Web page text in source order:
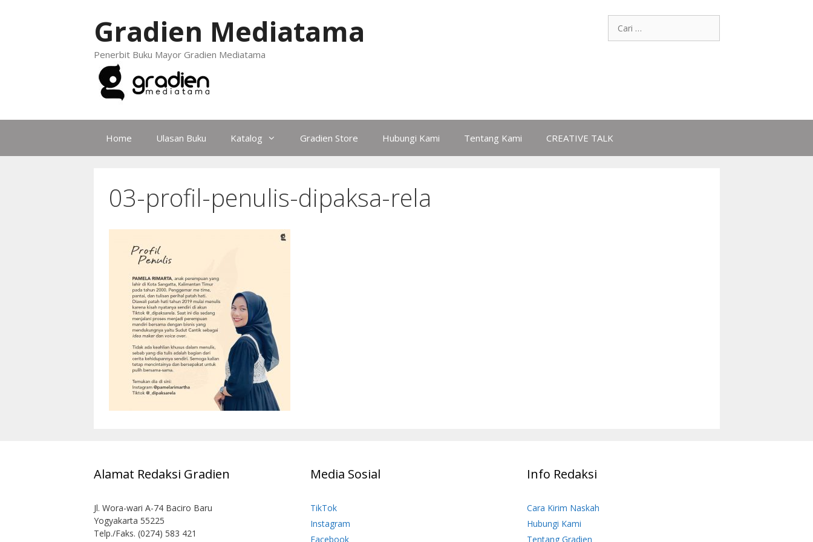
Gradien Mediatama
Penerbit Buku Mayor Gradien Mediatama
Home Ulasan Buku Katalog Gradien Store Hubungi Kami Tentang Kami CREATIVE TALK
03-profil-penulis-dipaksa-rela
Alamat Redaksi Gradien
Jl. Wora-wari A-74 Baciro Baru
Yogyakarta 55225
Telp./Faks. (0274) 583 421
Media Sosial
TikTok
Instagram
Facebook
Info Redaksi
Cara Kirim Naskah
Hubungi Kami
Tentang Gradien